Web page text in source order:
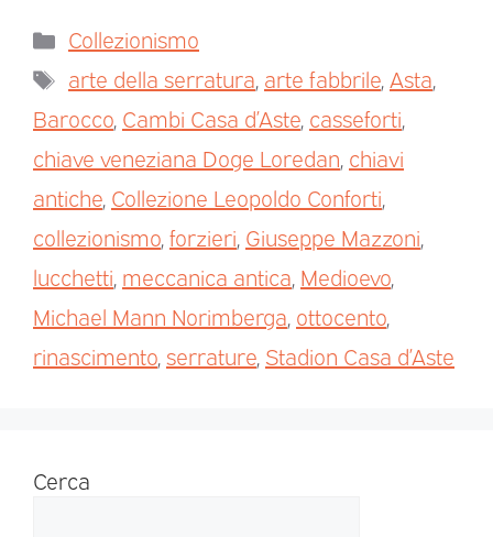
Collezionismo
arte della serratura, arte fabbrile, Asta,
Barocco, Cambi Casa d’Aste, casseforti,
chiave veneziana Doge Loredan, chiavi
antiche, Collezione Leopoldo Conforti,
collezionismo,forzieri, Giuseppe Mazzoni,
lucchetti, meccanica antica, Medioevo,
Michael Mann Norimberga, ottocento,
rinascimento,serrature, Stadion Casa d’Aste
Cerca